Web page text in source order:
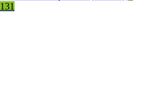
131